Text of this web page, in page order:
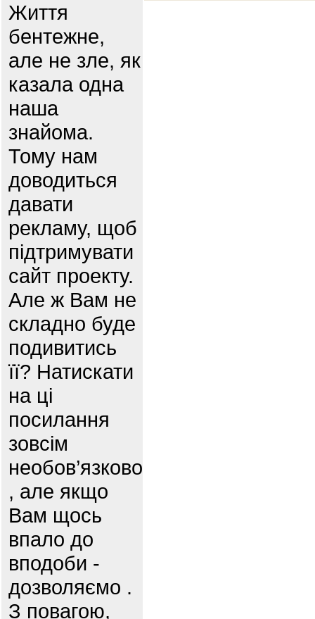
Життя
бентежне,
але не зле, як
казала одна
наша
знайома.
Тому нам
доводиться
давати
рекламу, щоб
підтримувати
сайт проекту.
Але ж Вам не
складно буде
подивитись
її? Натискати
на ці
посилання
зовсім
необов’язково
, але якщо
Вам щось
впало до
вподоби -
дозволяємо .
З повагою,